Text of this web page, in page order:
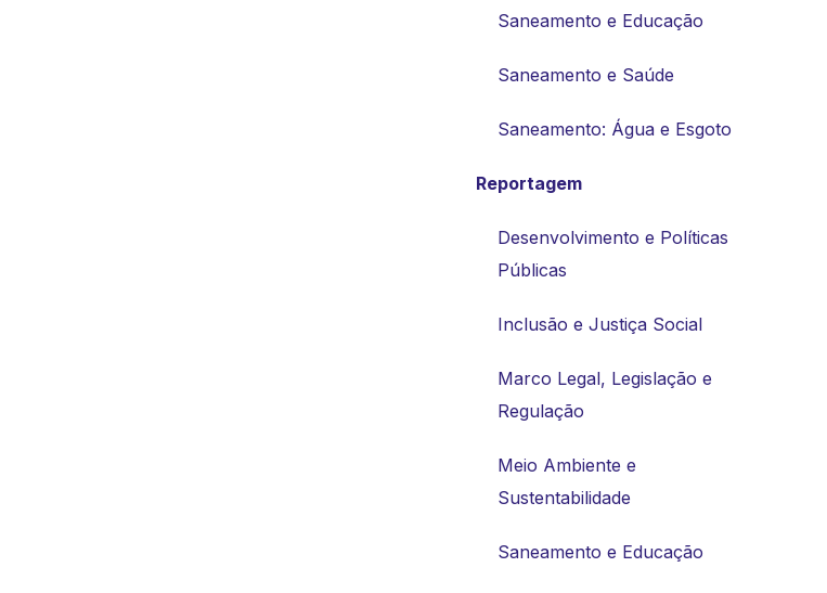
Saneamento e Educação
Saneamento e Saúde
Saneamento: Água e Esgoto
Reportagem
Desenvolvimento e Políticas
Públicas
Inclusão e Justiça Social
Marco Legal, Legislação e
Regulação
Meio Ambiente e
Sustentabilidade
Saneamento e Educação